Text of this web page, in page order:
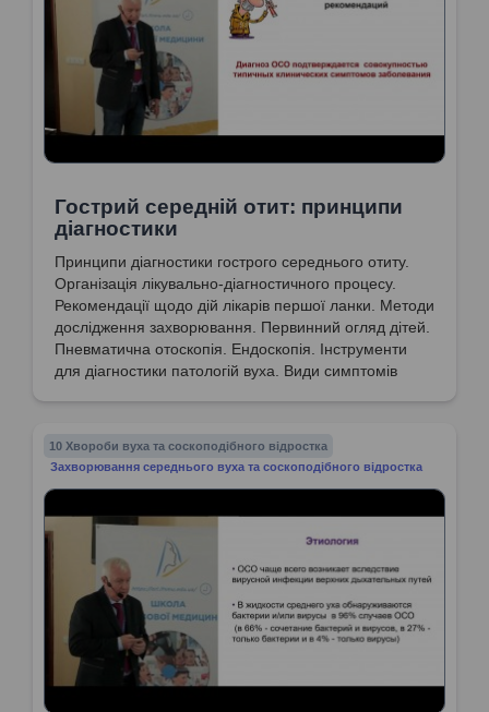
Гострий середній отит: принципи
діагностики
Принципи діагностики гострого середнього отиту.
Організація лікувально-діагностичного процесу.
Рекомендації щодо дій лікарів першої ланки. Методи
дослідження захворювання. Первинний огляд дітей.
Пневматична отоскопія. Ендоскопія. Інструменти
для діагностики патологій вуха. Види симптомів
10 Хвороби вуха та соскоподібного відростка
Захворювання середнього вуха та соскоподібного відростка